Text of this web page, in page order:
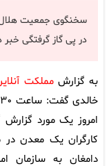
در پی گاز گرفتگی خبر
به گزارشمملکت
امروز یک مورد گزارش
کارگران یک معدن در
دامغان به سازمان